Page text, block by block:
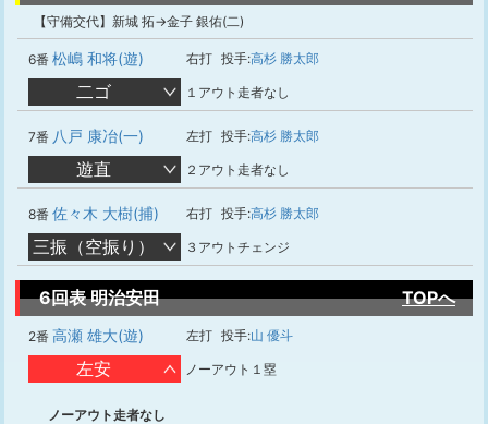
【守備交代】新城 拓→金子 銀佑(二)
6番 松嶋 和将(遊) 右打 投手:高杉 勝太郎
二ゴ １アウト走者なし
7番 八戸 康冶(一) 左打 投手:高杉 勝太郎
遊直 ２アウト走者なし
8番 佐々木 大樹(捕) 右打 投手:高杉 勝太郎
三振（空振り） ３アウトチェンジ
6回表 明治安田 TOPへ
2番 高瀬 雄大(遊) 左打 投手:山 優斗
左安 ノーアウト１塁
ノーアウト走者なし